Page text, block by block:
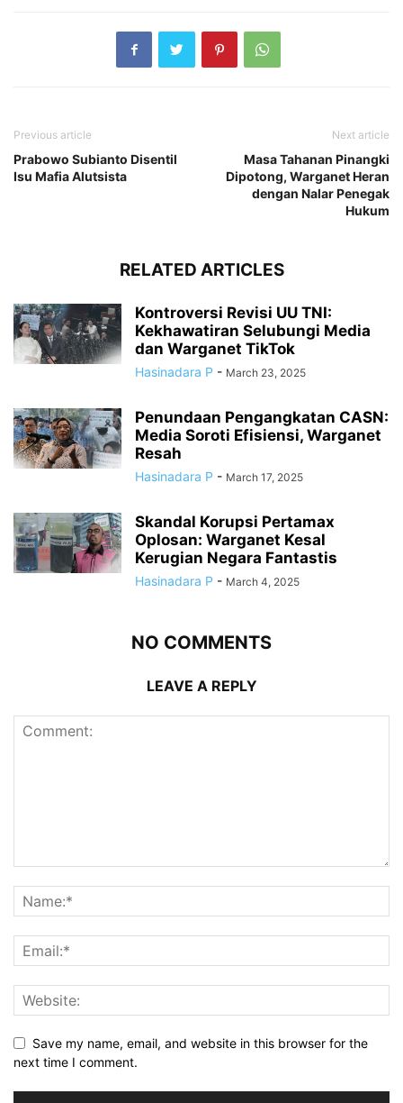
Previous article
Prabowo Subianto Disentil
Isu Mafia Alutsista
Next article
Masa Tahanan Pinangki
Dipotong, Warganet Heran
dengan Nalar Penegak
Hukum
RELATED ARTICLES
Kontroversi Revisi UU TNI:
Kekhawatiran Selubungi Media
dan Warganet TikTok
Hasinadara P - March 23, 2025
Penundaan Pengangkatan CASN:
Media Soroti Efisiensi, Warganet
Resah
Hasinadara P - March 17, 2025
Skandal Korupsi Pertamax
Oplosan: Warganet Kesal
Kerugian Negara Fantastis
Hasinadara P - March 4, 2025
NO COMMENTS
LEAVE A REPLY
Save my name, email, and website in this browser for the
next time I comment.